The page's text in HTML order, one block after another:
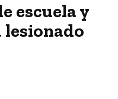
escuela y